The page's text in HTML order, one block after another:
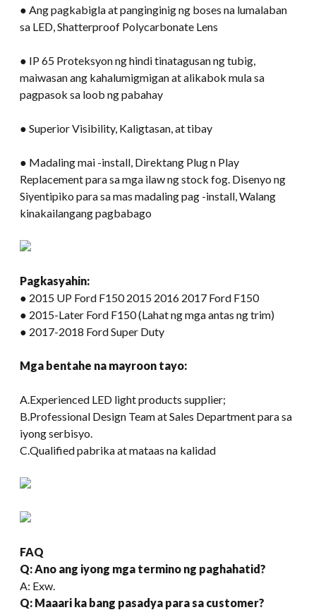
● Ang pagkabigla at panginginig ng boses na lumalaban
sa LED, Shatterproof Polycarbonate Lens
● IP 65 Proteksyon ng hindi tinatagusan ng tubig,
maiwasan ang kahalumigmigan at alikabok mula sa
pagpasok sa loob ng pabahay
● Superior Visibility, Kaligtasan, at tibay
● Madaling mai -install, Direktang Plug n Play
Replacement para sa mga ilaw ng stock fog. Disenyo ng
Siyentipiko para sa mas madaling pag -install, Walang
kinakailangang pagbabago
Pagkasyahin:
● 2015 UP Ford F150 2015 2016 2017 Ford F150
● 2015-Later Ford F150 (Lahat ng mga antas ng trim)
● 2017-2018 Ford Super Duty
Mga bentahe na mayroon tayo:
A.Experienced LED light products supplier;
B.Professional Design Team at Sales Department para sa
iyong serbisyo.
C.Qualified pabrika at mataas na kalidad
FAQ
Q: Ano ang iyong mga termino ng paghahatid?
A: Exw.
Q: Maaari ka bang pasadya para sa customer?